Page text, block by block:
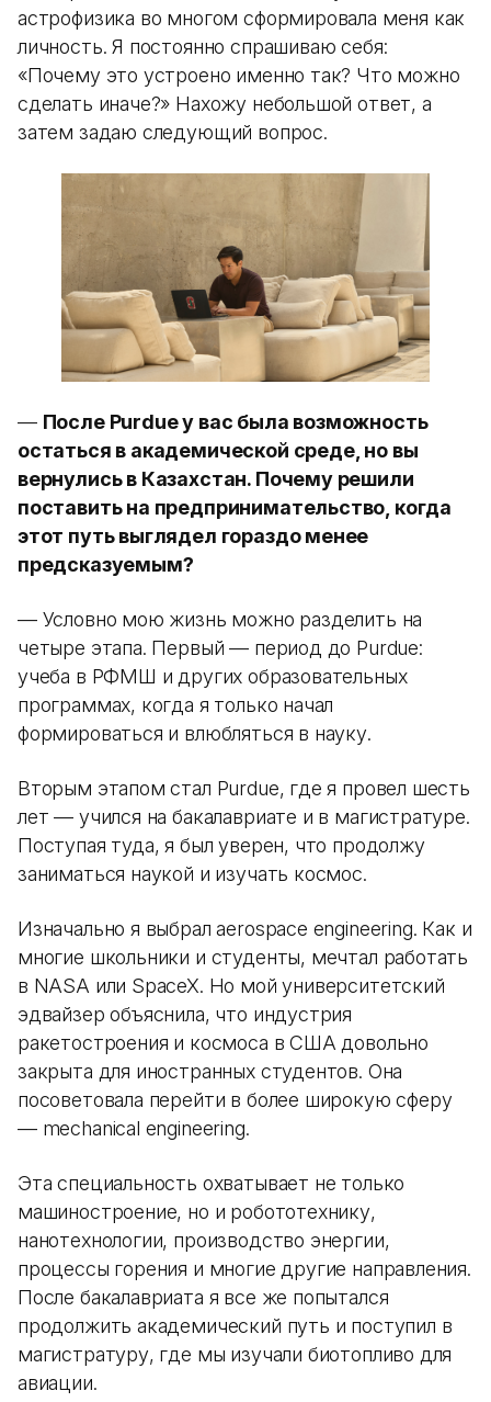
астрофизика во многом сформировала меня как
личность. Я постоянно спрашиваю себя:
«Почему это устроено именно так? Что можно
сделать иначе?» Нахожу небольшой ответ, а
затем задаю следующий вопрос.
— После Purdue у вас была возможность
остаться в академической среде, но вы
вернулись в Казахстан. Почему решили
поставить на предпринимательство, когда
этот путь выглядел гораздо менее
предсказуемым?
— Условно мою жизнь можно разделить на
четыре этапа. Первый — период до Purdue:
учеба в РФМШ и других образовательных
программах, когда я только начал
формироваться и влюбляться в науку.
Вторым этапом стал Purdue, где я провел шесть
лет — учился на бакалавриате и в магистратуре.
Поступая туда, я был уверен, что продолжу
заниматься наукой и изучать космос.
Изначально я выбрал aerospace engineering. Как и
многие школьники и студенты, мечтал работать
в NASA или SpaceX. Но мой университетский
эдвайзер объяснила, что индустрия
ракетостроения и космоса в США довольно
закрыта для иностранных студентов. Она
посоветовала перейти в более широкую сферу
— mechanical engineering.
Эта специальность охватывает не только
машиностроение, но и робототехнику,
нанотехнологии, производство энергии,
процессы горения и многие другие направления.
После бакалавриата я все же попытался
продолжить академический путь и поступил в
магистратуру, где мы изучали биотопливо для
авиации.